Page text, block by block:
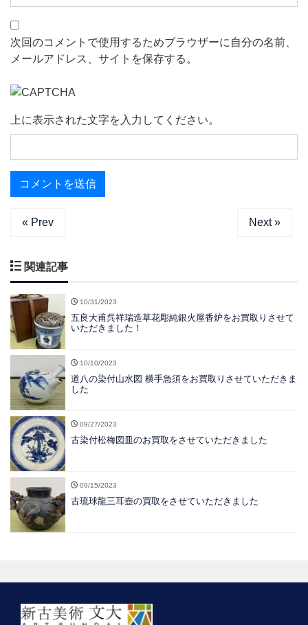
次回のコメントで使用するためブラウザーに自分の名前、
メールアドレス、サイトを保存する。
上に表示された文字を入力してください。
« Prev Next »
関連記事
10/31/2023
五良大甫呉祥瑞造草花彫純銀火屋香炉をお買取りさせて
いただきました！
10/10/2023
道八の染付山水図 横手急須をお買取りさせていただきま
した
09/27/2023
古染付松梅図皿のお買取をさせていただきました
09/15/2023
古琉球龍三耳壺の買取をさせていただきました